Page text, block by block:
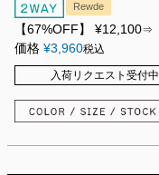
Rewde
【67%OFF】 ¥12,100⇒
価格 ¥3,960税込
入荷リクエスト受付中